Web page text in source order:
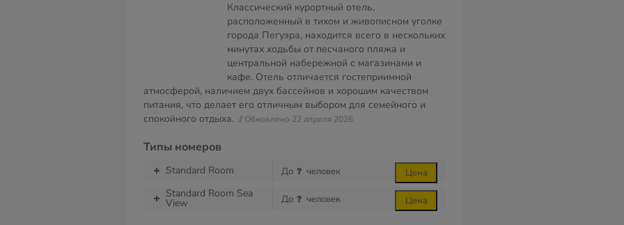
Классический курортный отель,
расположенный в тихом и живописном уголке
города Пегуэра, находится всего в нескольких
минутах ходьбы от песчаного пляжа и
центральной набережной с магазинами и
кафе. Отель отличается гостеприимной
атмосферой, наличием двух бассейнов и хорошим качеством
питания, что делает его отличным выбором для семейного и
спокойного отдыха. // Обновлено 22 апреля 2026
Типы номеров
Standard Room До человек Цена
Standard Room Sea
View До человек Цена